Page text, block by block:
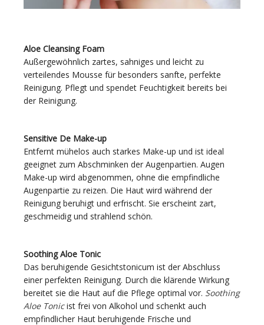
Aloe Cleansing Foam
Außergewöhnlich zartes, sahniges und leicht zu
verteilendes Mousse für besonders sanfte, perfekte
Reinigung. Pflegt und spendet Feuchtigkeit bereits bei
der Reinigung.
Sensitive De Make-up
Entfernt mühelos auch starkes Make-up und ist ideal
geeignet zum Abschminken der Augenpartien. Augen
Make-up wird abgenommen, ohne die empfindliche
Augenpartie zu reizen. Die Haut wird während der
Reinigung beruhigt und erfrischt. Sie erscheint zart,
geschmeidig und strahlend schön.
Soothing Aloe Tonic
Das beruhigende Gesichtstonicum ist der Abschluss
einer perfekten Reinigung. Durch die klärende Wirkung
bereitet sie die Haut auf die Pflege optimal vor. Soothing
Aloe Tonicist frei von Alkohol und schenkt auch
empfindlicher Haut beruhigende Frische und